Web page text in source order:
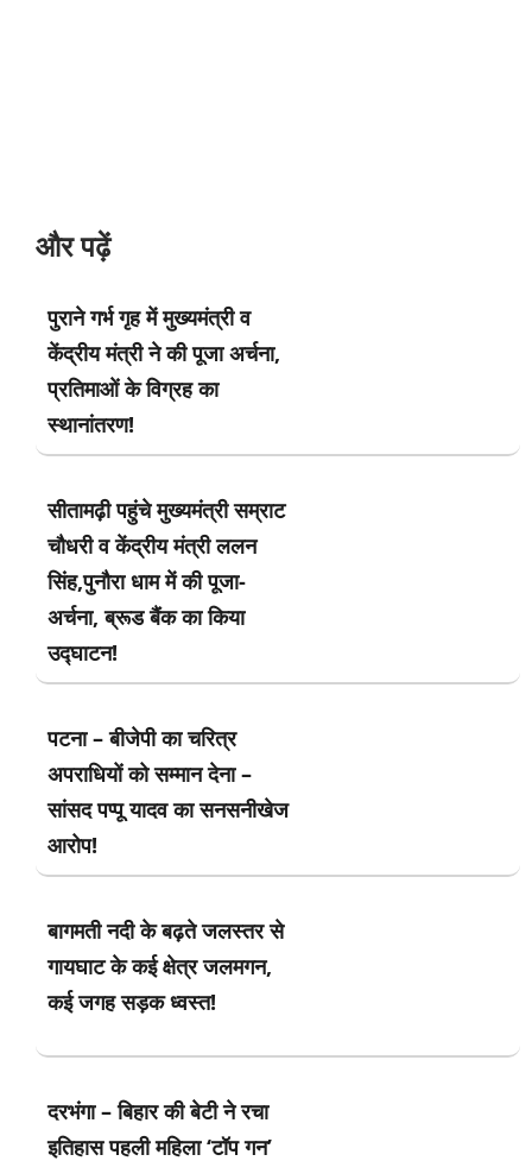
और पढ़ें
पुराने गर्भ गृह में मुख्यमंत्री व
केंद्रीय मंत्री ने की पूजा अर्चना,
प्रतिमाओं के विग्रह का
स्थानांतरण!
सीतामढ़ी पहुंचे मुख्यमंत्री सम्राट
चौधरी व केंद्रीय मंत्री ललन
सिंह,पुनौरा धाम में की पूजा-
अर्चना, ब्रूड बैंक का किया
उद्घाटन!
पटना – बीजेपी का चरित्र
अपराधियों को सम्मान देना –
सांसद पप्पू यादव का सनसनीखेज
आरोप!
बागमती नदी के बढ़ते जलस्तर से
गायघाट के कई क्षेत्र जलमगन,
कई जगह सड़क ध्वस्त!
दरभंगा – बिहार की बेटी ने रचा
इतिहास पहली महिला ‘टॉप गन’